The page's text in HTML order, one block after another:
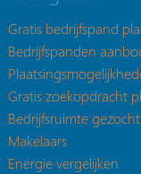
Gratis bedrijfspand
Bedrijfspanden
Gratis zoekopdracht
Bedrijfsruimte gezocht
Makelaars
Energie vergelijken